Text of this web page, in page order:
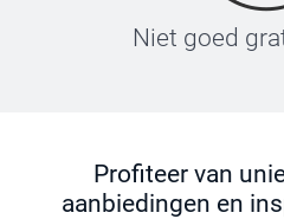
Niet goed
Profiteer van
aanbiedingen en